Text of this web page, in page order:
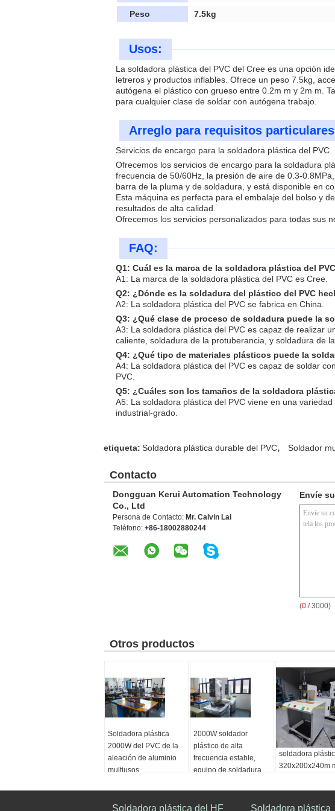
Peso 7.5kg
Usos:
La soldadora plástica del PVC del Cree es una opción
letreros y productos inflables. Ofrece un peso 7.5kg,
autógena el plástico con grueso entre 0.2m m y 2m m.
para cualquier clase de soldar con autógena trabajo.
Arreglo para requisitos
Servicios de encargo para la soldadora plástica del PVC
Ofrecemos los servicios de encargo para la soldadura
frecuencia de 50/60Hz, la presión de aire de 0.3-
barra de la pluma y de soldadura, y está disponible en
Esta máquina es perfecta para el embalaje del bolso y
resultados de alta calidad.
Ofrecemos los servicios personalizados para todas sus
FAQ:
Q1: Cuál es la marca de la soldadora plástica del PVC
A1: La marca de la soldadora plástica del PVC es Cree.
Q2: ¿Dónde es la soldadura del plástico del PVC
A2: La soldadora plástica del PVC se fabrica en China.
Q3: ¿Qué clase de proceso de soldadura puede la
A3: La soldadora plástica del PVC es capaz de realizar
caliente, soldadura de la protuberancia, y soldadura de la
Q4: ¿Qué tipo de materiales plásticos puede la
A4: La soldadora plástica del PVC es capaz de soldar
PVC.
Q5: ¿Cuáles son los tamaños de la soldadora
A5: La soldadora plástica del PVC viene en una
industrial-grado.
etiqueta: Soldadora plástica durable del PVC, Soldador
Contacto
Dongguan Kerui Automation Technology
Co., Ltd
Persona de Contacto: Mr. Calvin Lai
Teléfono: +86-18002880244
Envíe
(0 / 3000)
Otros productos
Soldadora plástica
2000W del PVC de la
aleación de aluminio
multiusos
Poder: 2000W
2000W soldador
plástico de alta
frecuencia estable,
equipo de soldadura
temperaturas:
soldadora
320x200x240m
pluma de
Nombre de
Soldadora plástica del HF Soldadora plástica